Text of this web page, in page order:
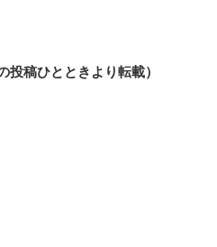
稿ひとときより転載）